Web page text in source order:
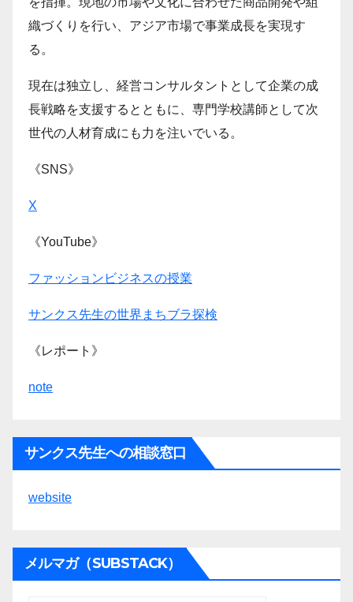
織づくりを行い、アジア市場で事業成長を実現す
る。
現在は独立し、経営コンサルタントとして企業の成
長戦略を支援するとともに、専門学校講師として次
世代の人材育成にも力を注いでいる。
《SNS》
X
《YouTube》
ファッションビジネスの授業
サンクス先生の世界まちブラ探検
《レポート》
note
サンクス先生への相談窓口
website
メルマガ（SUBSTACK）